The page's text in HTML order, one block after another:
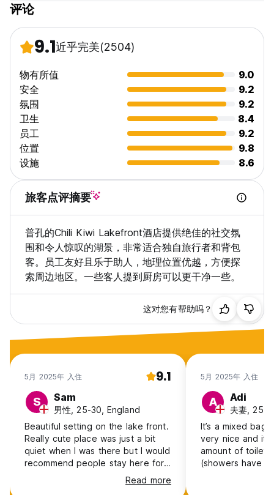
请注意：
取消政策：抵达前 48 小时。
入住时间为下午 15 点至 23 点
10:30从房间退房
我们有驻场工作人员，但接待处正式开放时间为上午 8 点至晚上
11:30，如果您在上述时间以外抵达，请告知我们。
抵达时付款。
含税。
不含早餐。
没有宵禁。
儿童不允许。
不允许携带宠物。
最长停留期限 - 10 天 (Auto-translated from original language)
评论
9.1近乎完美(2504)
物有所值
9.0
安全
9.2
氛围
9.2
卫生
8.4
员工
9.2
位置
9.8
设施
8.6
旅客点评摘要
普孔的Chili Kiwi Lakefront酒店提供绝佳的社交氛
围和令人惊叹的湖景，非常适合独自旅行者和背包
客。员工友好且乐于助人，地理位置优越，方便探
索周边地区。一些客人提到厨房可以更干净一些。
这对您有帮助吗？
5月 2025年 入住 9.1
S Sam
男性, 25-30, England
Beautiful setting on the lake front.
Really cute place was just a bit
quiet when I was there but I would
recommend people stay here for
Read more
5月 2025年 入住
A Adi
夫妻, 25-
It’s a mixed
very nice and it
amount of
(showers have